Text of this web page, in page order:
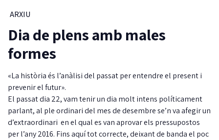
ARXIU
Dia de plens amb males
formes
«La història és l’anàlisi del passat per entendre el present i
prevenir el futur».
El passat dia 22, vam tenir un dia molt intens políticament
parlant, al ple ordinari del mes de desembre se’n va afegir un
d’extraordinari en el qual es van aprovar els pressupostos
per l’any 2016. Fins aquí tot correcte, deixant de banda el poc